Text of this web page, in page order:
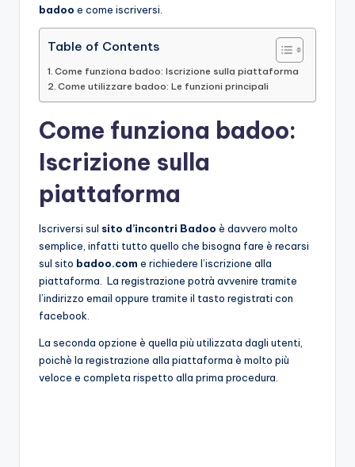
badoo e come iscriversi.
Table of Contents
Come funziona badoo: Iscrizione sulla piattaforma
Come utilizzare badoo: Le funzioni principali
Come funziona badoo:
Iscrizione sulla
piattaforma
Iscriversi sul sito d’incontri Badoo è davvero molto
semplice, infatti tutto quello che bisogna fare è recarsi
sul sito badoo.com e richiedere l’iscrizione alla
piattaforma. La registrazione potrà avvenire tramite
l’indirizzo email oppure tramite il tasto registrati con
facebook.
La seconda opzione è quella più utilizzata dagli utenti,
poichè la registrazione alla piattaforma è molto più
veloce e completa rispetto alla prima procedura.